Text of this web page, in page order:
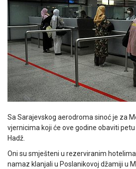
Sa Sarajevskog aerodroma sinoć je za
vjernicima koji će ove godine obaviti
Hadž.
Oni su smješteni u rezerviranim
namaz klanjali u Poslanikovoj džamiji u